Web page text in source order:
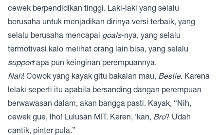
cewek berpendidikan tinggi. Laki-laki yang selalu
berusaha untuk menjadikan dirinya versi terbaik, yang
selalu berusaha mencapai goals-nya, yang selalu
termotivasi kalo melihat orang lain bisa, yang selalu
supportapa pun keinginan perempuannya.
Nah! Cowok yang kayak gitu bakalan mau, Bestie. Karena
lelaki seperti itu apabila bersanding dangan perempuan
berwawasan dalam, akan bangga pasti. Kayak, “Nih,
cewek gue, lho! Lulusan MIT. Keren, ‘kan, Bro? Udah
cantik, pinter pula.”